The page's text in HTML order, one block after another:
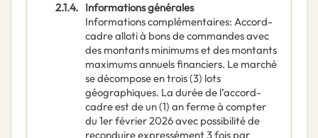
2.1.4. Informations générales
Informations complémentaires: Accord-
cadre alloti à bons de commandes avec
des montants minimums et des montants
maximums annuels financiers. Le marché
se décompose en trois (3) lots
géographiques. La durée de l’accord-
cadre est de un (1) an ferme à compter
du 1er février 2026 avec possibilité de
reconduire expressément 3 fois par